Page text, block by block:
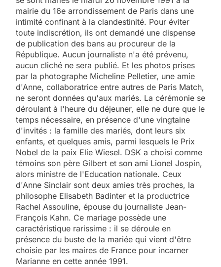
mairie du 16e arrondissement de Paris dans une
intimité confinant à la clandestinité. Pour éviter
toute indiscrétion, ils ont demandé une dispense
de publication des bans au procureur de la
République. Aucun journaliste n'a été prévenu,
aucun cliché ne sera publié. Et les photos prises
par la photographe Micheline Pelletier, une amie
d'Anne, collaboratrice entre autres de Paris Match,
ne seront données qu'aux mariés. La cérémonie se
déroulant à l'heure du déjeuner, elle ne dure que le
temps nécessaire, en présence d'une vingtaine
d'invités : la famille des mariés, dont leurs six
enfants, et quelques amis, parmi lesquels le Prix
Nobel de la paix Elie Wiesel. DSK a choisi comme
témoins son père Gilbert et son ami Lionel Jospin,
alors ministre de l'Education nationale. Ceux
d'Anne Sinclair sont deux amies très proches, la
philosophe Elisabeth Badinter et la productrice
Rachel Assouline, épouse du journaliste Jean-
François Kahn. Ce mariage possède une
caractéristique rarissime : il se déroule en
présence du buste de la mariée qui vient d'être
choisie par les maires de France pour incarner
Marianne en cette année 1991.